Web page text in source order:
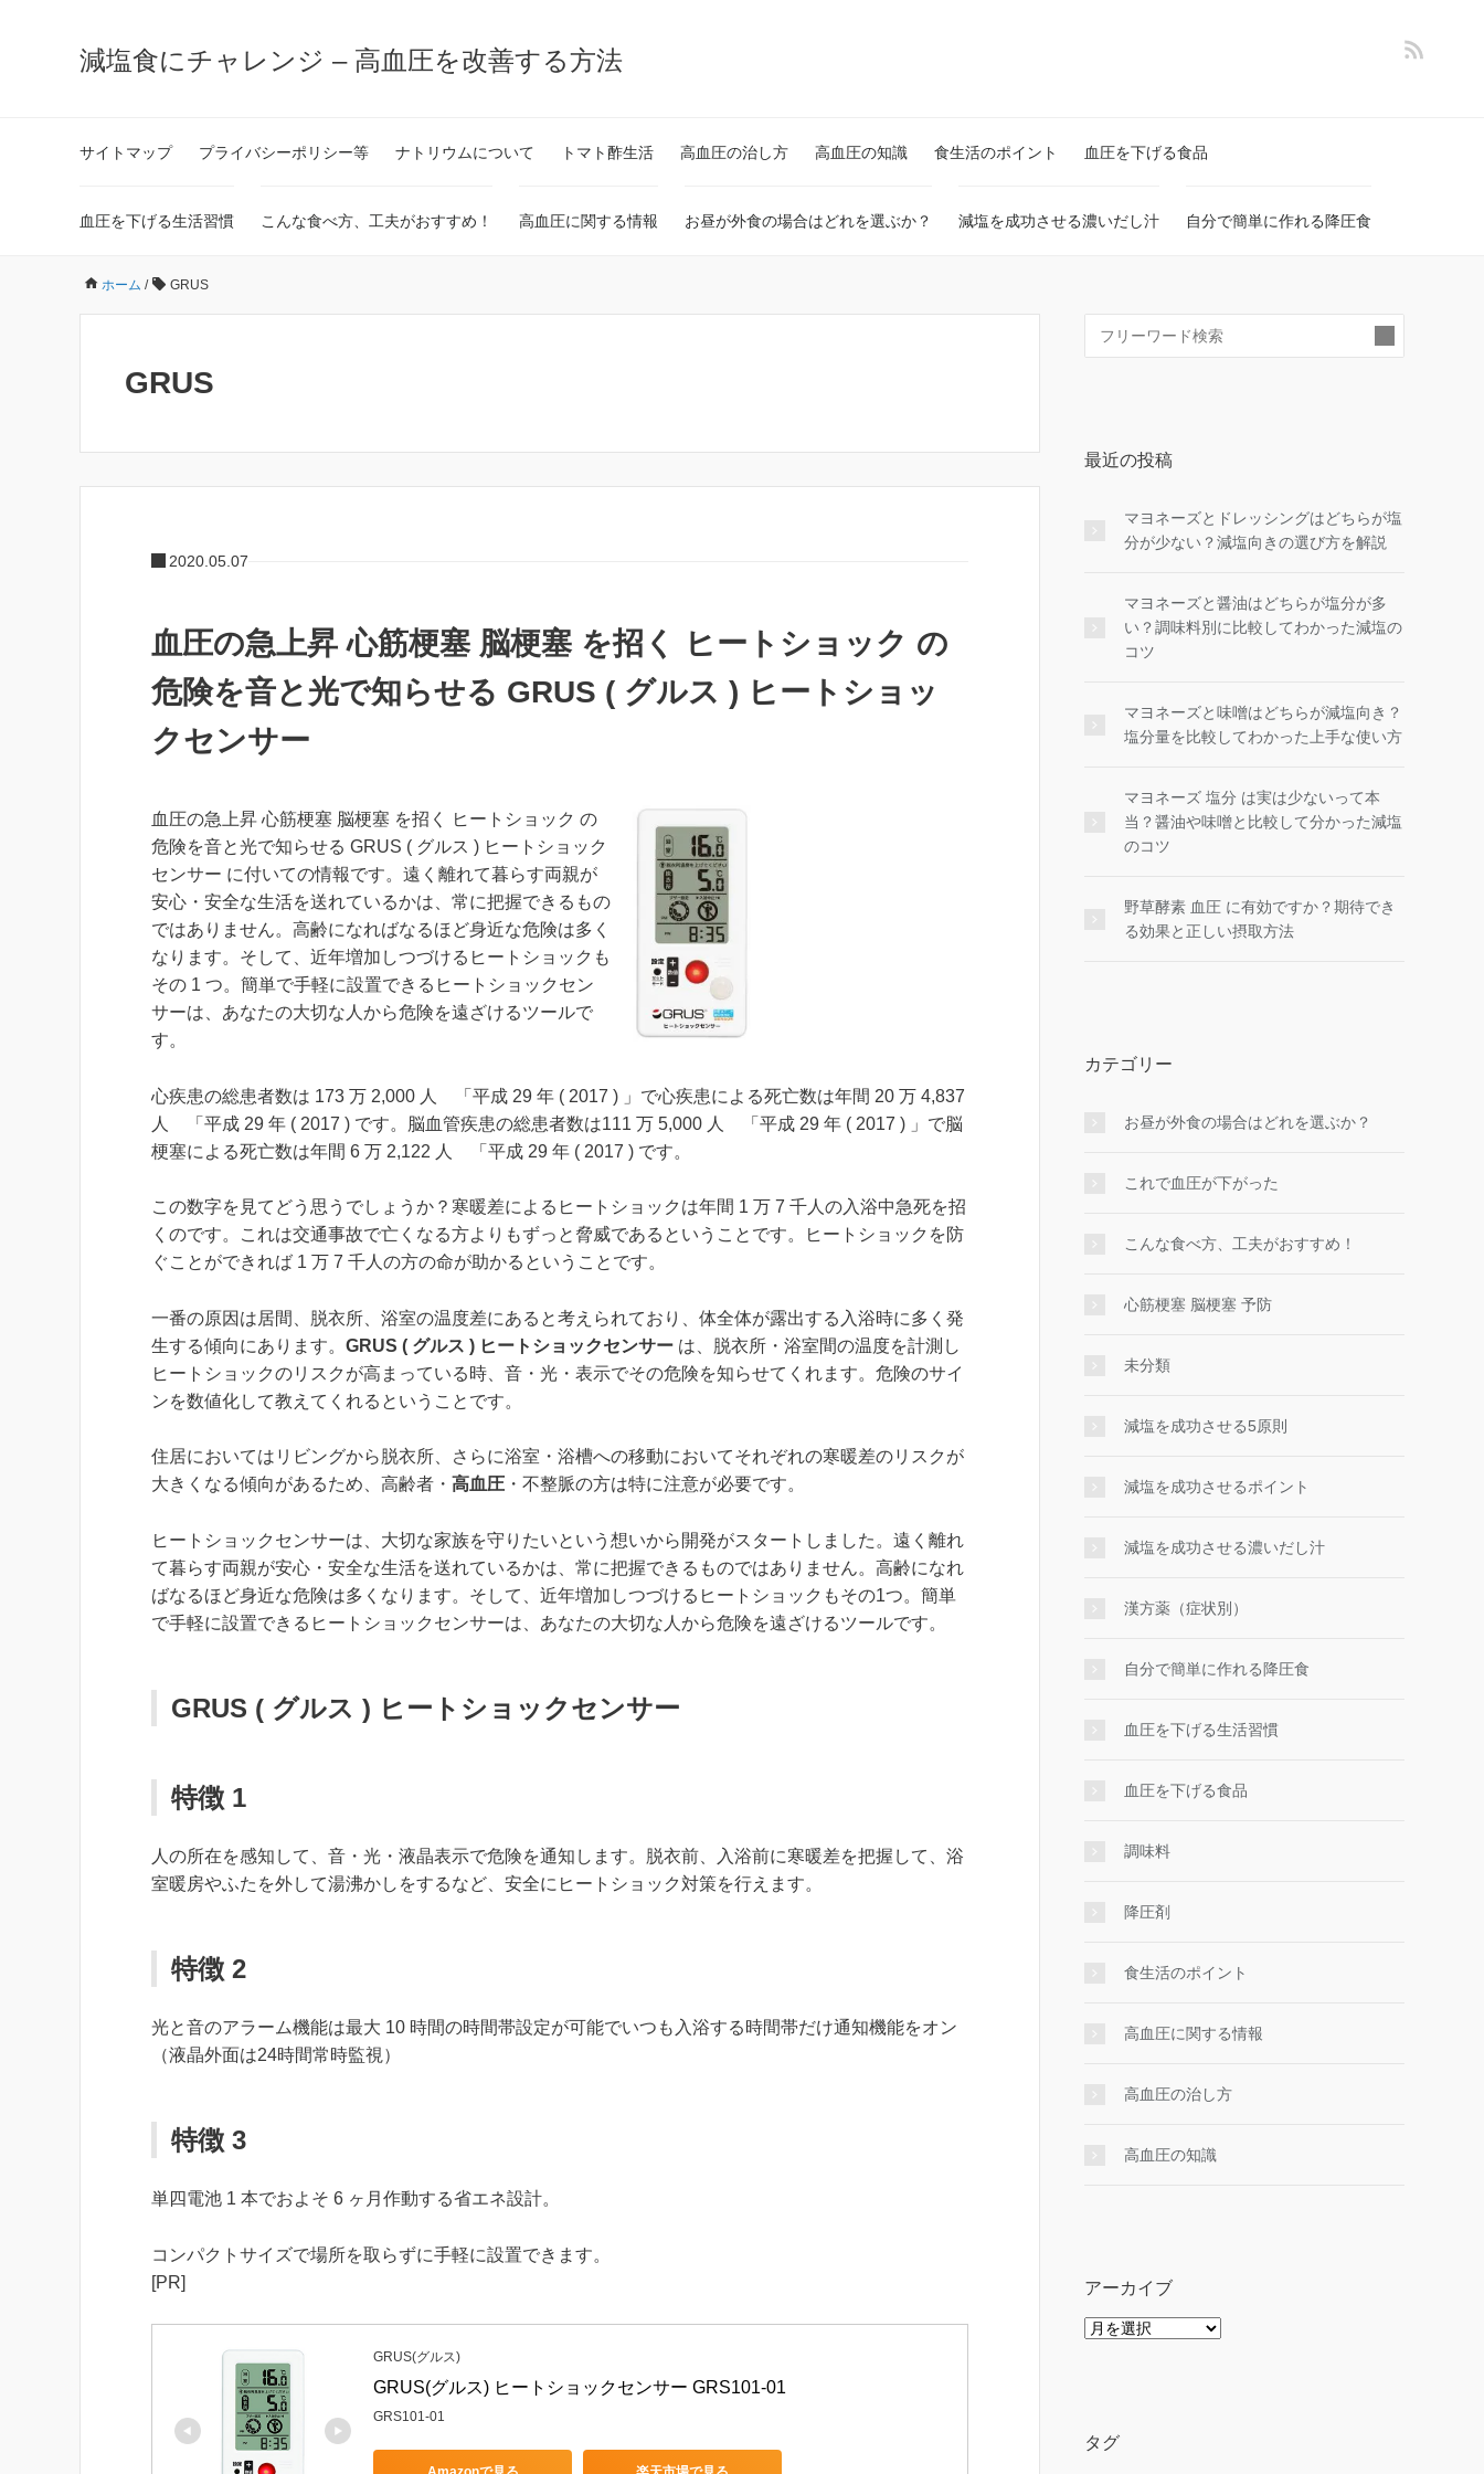
減塩食にチャレンジ – 高血圧を改善する方法
サイトマップ プライバシーポリシー等 ナトリウムについて トマト酢生活 高血圧の治し方 高血圧の知識 食生活のポイント 血圧を下げる食品
血圧を下げる生活習慣 こんな食べ方、工夫がおすすめ！ 高血圧に関する情報 お昼が外食の場合はどれを選ぶか？ 減塩を成功させる濃いだし汁 自分で簡単に作れる降圧食
ホーム / GRUS
GRUS
2020.05.07
血圧の急上昇 心筋梗塞 脳梗塞 を招く ヒートショック の
危険を音と光で知らせる GRUS ( グルス ) ヒートショッ
クセンサー
血圧の急上昇 心筋梗塞 脳梗塞 を招く ヒートショック の
危険を音と光で知らせる GRUS ( グルス ) ヒートショック
センサー に付いての情報です。遠く離れて暮らす両親が
安心・安全な生活を送れているかは、常に把握できるもの
ではありません。高齢になればなるほど身近な危険は多く
なります。そして、近年増加しつづけるヒートショックも
その 1 つ。簡単で手軽に設置できるヒートショックセン
サーは、あなたの大切な人から危険を遠ざけるツールで
す。
心疾患の総患者数は 173 万 2,000 人 「平成 29 年 ( 2017 ) 」で心疾患による死亡数は年間 20 万 4,837
人 「平成 29 年 ( 2017 ) です。脳血管疾患の総患者数は111 万 5,000 人 「平成 29 年 ( 2017 ) 」で脳
梗塞による死亡数は年間 6 万 2,122 人 「平成 29 年 ( 2017 ) です。
この数字を見てどう思うでしょうか？寒暖差によるヒートショックは年間 1 万 7 千人の入浴中急死を招
くのです。これは交通事故で亡くなる方よりもずっと脅威であるということです。ヒートショックを防
ぐことができれば 1 万 7 千人の方の命が助かるということです。
一番の原因は居間、脱衣所、浴室の温度差にあると考えられており、体全体が露出する入浴時に多く発
生する傾向にあります。 GRUS ( グルス ) ヒートショックセンサー は、脱衣所・浴室間の温度を計測し
ヒートショックのリスクが高まっている時、音・光・表示でその危険を知らせてくれます。危険のサイ
ンを数値化して教えてくれるということです。
住居においてはリビングから脱衣所、さらに浴室・浴槽への移動においてそれぞれの寒暖差のリスクが
大きくなる傾向があるため、高齢者・ 高血圧 ・不整脈の方は特に注意が必要です。
ヒートショックセンサーは、大切な家族を守りたいという想いから開発がスタートしました。遠く離れ
て暮らす両親が安心・安全な生活を送れているかは、常に把握できるものではありません。高齢になれ
ばなるほど身近な危険は多くなります。そして、近年増加しつづけるヒートショックもその1つ。簡単
で手軽に設置できるヒートショックセンサーは、あなたの大切な人から危険を遠ざけるツールです。
GRUS ( グルス ) ヒートショックセンサー
特徴 1
人の所在を感知して、音・光・液晶表示で危険を通知します。脱衣前、入浴前に寒暖差を把握して、浴
室暖房やふたを外して湯沸かしをするなど、安全にヒートショック対策を行えます。
特徴 2
光と音のアラーム機能は最大 10 時間の時間帯設定が可能でいつも入浴する時間帯だけ通知機能をオン
（液晶外面は24時間常時監視）
特徴 3
単四電池 1 本でおよそ 6 ヶ月作動する省エネ設計。
コンパクトサイズで場所を取らずに手軽に設置できます。
[PR]
GRUS(グルス)
GRUS(グルス) ヒートショックセンサー GRS101-01
GRS101-01
最近の投稿
マヨネーズとドレッシングはどちらが塩
分が少ない？減塩向きの選び方を解説
マヨネーズと醤油はどちらが塩分が多
い？調味料別に比較してわかった減塩の
コツ
マヨネーズと味噌はどちらが減塩向き？
塩分量を比較してわかった上手な使い方
マヨネーズ 塩分 は実は少ないって本
当？醤油や味噌と比較して分かった減塩
のコツ
野草酵素 血圧 に有効ですか？期待でき
る効果と正しい摂取方法
カテゴリー
お昼が外食の場合はどれを選ぶか？
これで血圧が下がった
こんな食べ方、工夫がおすすめ！
心筋梗塞 脳梗塞 予防
未分類
減塩を成功させる5原則
減塩を成功させるポイント
減塩を成功させる濃いだし汁
漢方薬（症状別）
自分で簡単に作れる降圧食
血圧を下げる生活習慣
血圧を下げる食品
調味料
降圧剤
食生活のポイント
高血圧に関する情報
高血圧の治し方
高血圧の知識
アーカイブ
ア
タグ